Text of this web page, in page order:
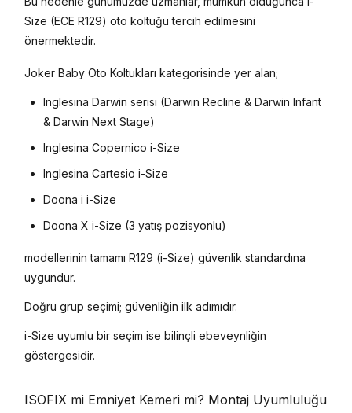
Size (ECE R129) oto koltuğu tercih edilmesini
önermektedir.
Joker Baby Oto Koltukları kategorisinde yer alan;
Inglesina Darwin serisi (Darwin Recline & Darwin Infant
& Darwin Next Stage)
Inglesina Copernico i-Size
Inglesina Cartesio i-Size
Doona i i-Size
Doona X i-Size (3 yatış pozisyonlu)
modellerinin tamamı R129 (i-Size) güvenlik standardına
uygundur.
Doğru grup seçimi; güvenliğin ilk adımıdır.
i-Size uyumlu bir seçim ise bilinçli ebeveynliğin
göstergesidir.
ISOFIX mi Emniyet Kemeri mi? Montaj Uyumluluğu